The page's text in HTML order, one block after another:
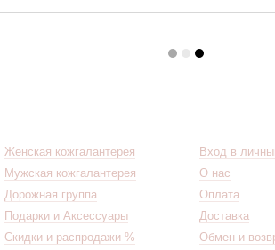
Женская кожгалантерея
Мужская кожгалантерея
Дорожная группа
Подарки и Аксессуары
Скидки и распродажи %
Вход в
О нас
Оплата
Доставка
Обмен и